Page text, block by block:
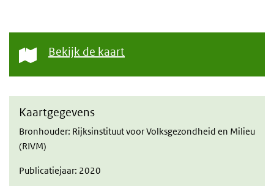
Bekijk de kaart
Kaartgegevens
Bronhouder: Rijksinstituut voor Volksgezondheid en Milieu
(RIVM)
Publicatiejaar: 2020